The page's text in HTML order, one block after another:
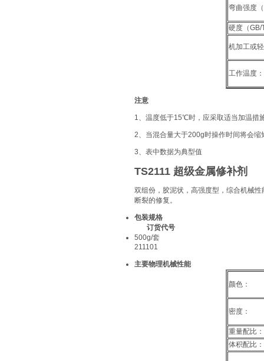
弯曲强度
硬度（GB/
机加工或
工作温度：
注意
1、温度低于15℃时，应采取适当加温措
2、当混合量大于200g时操作时间将会缩
3、表中数据为典型值
TS2111 超级金属修补剂
双组份，胶泥状，高强度型，综合机械
断裂的修复。
包装规格
订货代号
500g/套
211101
主要物理机械性能
颜色：
密度：
重量配比：
体积配比：